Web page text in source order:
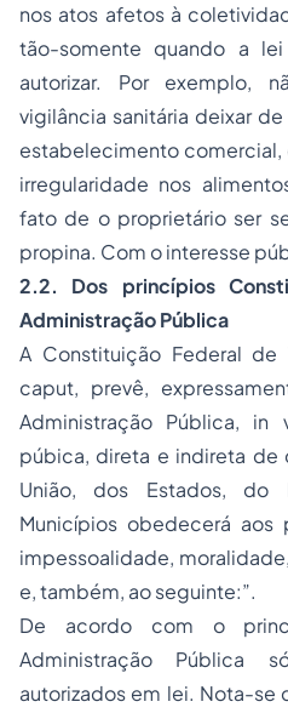
nos atos afetos à
tão-somente quando a
autorizar. Por exemplo,
vigilância sanitária deixar
estabelecimento comercial,
irregularidade nos
fato de o proprietário ser
propina. Com o interesse
2.2. Dos princípios
Administração Pública
A Constituição Federal
caput, prevê,
Administração Pública, in
púbica, direta e indireta de
União, dos Estados,
Municípios obedecerá aos
impessoalidade,
e, também, ao seguinte:”.
De acordo com o
Administração Pública
autorizados em lei. Nota-